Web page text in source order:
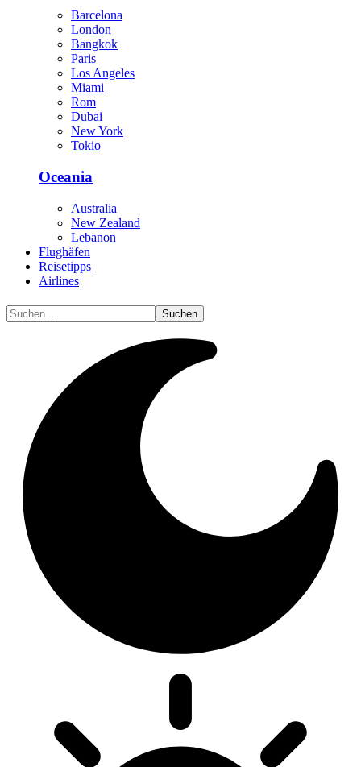
Barcelona
London
Bangkok
Paris
Los Angeles
Miami
Rom
Dubai
New York
Tokio
Oceania
Australia
New Zealand
Lebanon
Flughäfen
Reisetipps
Airlines